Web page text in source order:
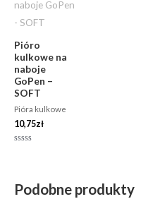
Pióro
kulkowe na
naboje
GoPen –
SOFT
Pióra kulkowe
10,75zł
Podobne produkty